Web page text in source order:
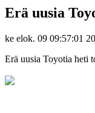
Erä uusia
ke elok. 09 09:57:01
Erä uusia Toyotia heti